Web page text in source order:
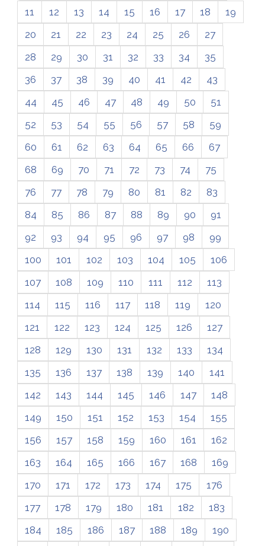
11
12 13 14 15 16 17 18
19
20
21 22 23 24 25 26
27
28
29 30 31 32 33 34
35
36
37 38 39 40 41 42
43
44
45 46 47 48 49 50
51
52
53 54 55 56 57 58
59
60
61 62 63 64 65 66
67
68
69 70 71 72 73 74
75
76
77 78 79 80 81 82
83
84
85 86 87 88 89 90
91
92
93 94 95 96 97 98
99
100
101 102 103 104 105
106
107
108 109 110 111 112
113
114
115 116 117 118 119
120
121
122 123 124 125 126
127
128
129 130 131 132 133
134
135
136 137 138 139 140
141
142
143 144 145 146 147
148
149
150 151 152 153 154
155
156
157 158 159 160 161
162
163
164 165 166 167 168
169
170
171 172 173 174 175
176
177
178 179 180 181 182
183
184
185 186 187 188 189
190